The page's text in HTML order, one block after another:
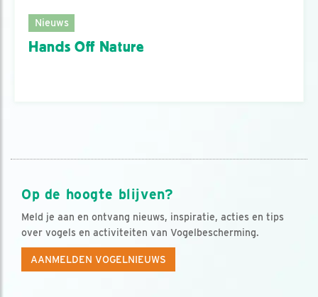
Nieuws
Hands Off Nature
Op de hoogte blijven?
Meld je aan en ontvang nieuws, inspiratie, acties en tips
over vogels en activiteiten van Vogelbescherming.
AANMELDEN VOGELNIEUWS